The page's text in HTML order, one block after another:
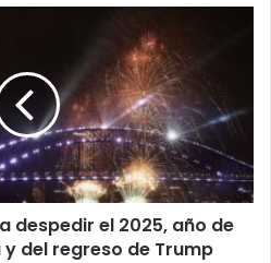
despedir el 2025, año de
del regreso de Trump